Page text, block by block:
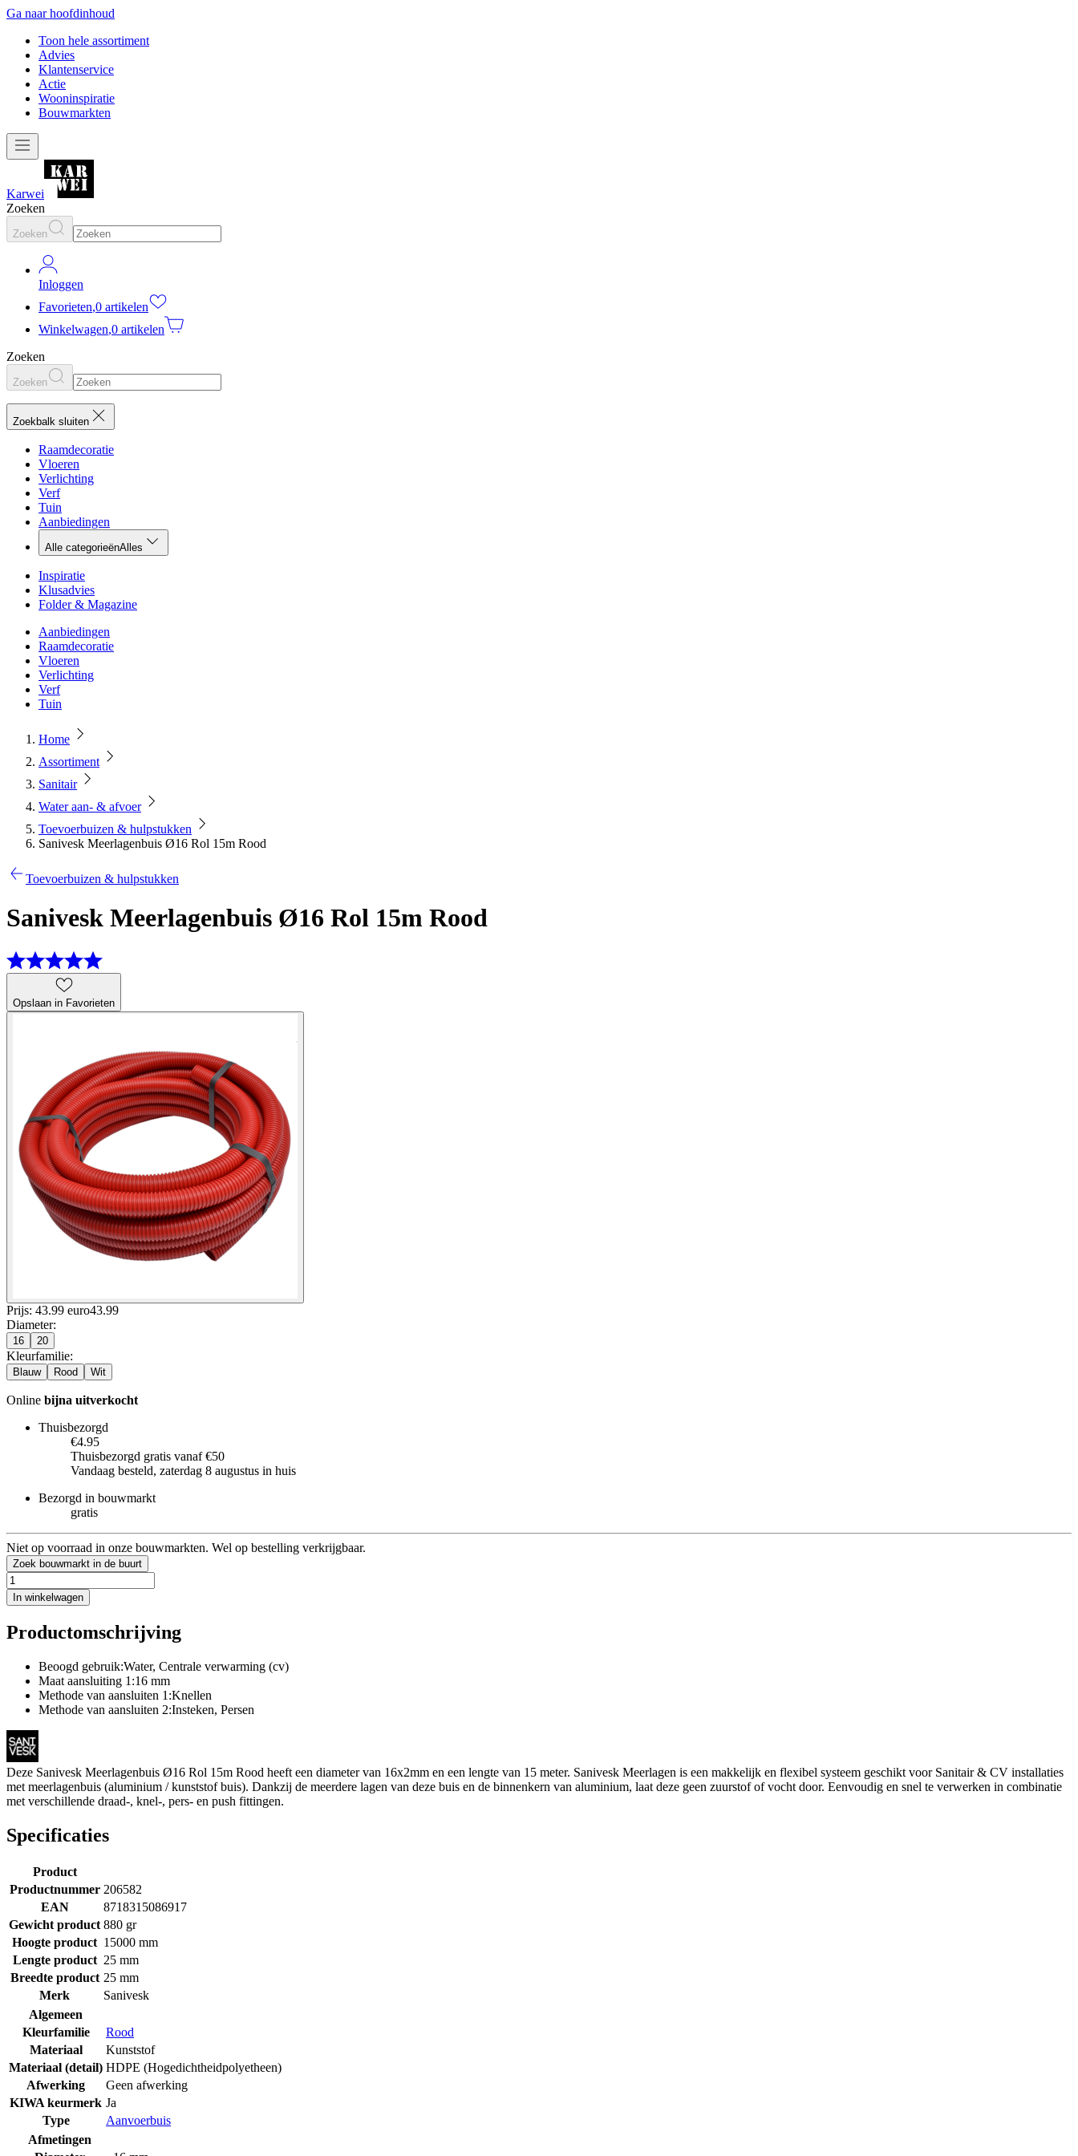
Ga naar hoofdinhoud
Toon hele assortiment
Advies
Klantenservice
Actie
Wooninspiratie
Bouwmarkten
Karwei
Zoeken
Zoeken
Inloggen
Favorieten,0 artikelen
Winkelwagen,0 artikelen
Zoeken
Zoeken
Zoekbalk sluiten
Raamdecoratie
Vloeren
Verlichting
Verf
Tuin
Aanbiedingen
Alle categorieënAlles
Inspiratie
Klusadvies
Folder & Magazine
Aanbiedingen
Raamdecoratie
Vloeren
Verlichting
Verf
Tuin
Home
Assortiment
Sanitair
Water aan- & afvoer
Toevoerbuizen & hulpstukken
Sanivesk Meerlagenbuis Ø16 Rol 15m Rood
Toevoerbuizen & hulpstukken
Sanivesk Meerlagenbuis Ø16 Rol 15m Rood
Opslaan in Favorieten
Prijs: 43.99 euro43.99
Diameter:
16 20
Kleurfamilie:
Blauw Rood Wit
Online bijna uitverkocht
Thuisbezorgd
€4.95
Thuisbezorgd gratis vanaf €50
Vandaag besteld, zaterdag 8 augustus in huis
Bezorgd in bouwmarkt
gratis
Niet op voorraad in onze bouwmarkten. Wel op bestelling verkrijgbaar.
Zoek bouwmarkt in de buurt
In winkelwagen
Productomschrijving
Beoogd gebruik:Water, Centrale verwarming (cv)
Maat aansluiting 1:16 mm
Methode van aansluiten 1:Knellen
Methode van aansluiten 2:Insteken, Persen
Deze Sanivesk Meerlagenbuis Ø16 Rol 15m Rood heeft een diameter van 16x2mm en een lengte van 15 meter. Sanivesk Meerlagen is een makkelijk en flexibel systeem geschikt voor Sanitair & CV installaties
met meerlagenbuis (aluminium / kunststof buis). Dankzij de meerdere lagen van deze buis en de binnenkern van aluminium, laat deze geen zuurstof of vocht door. Eenvoudig en snel te verwerken in combinatie
met verschillende draad-, knel-, pers- en push fittingen.
Specificaties
Product
Productnummer 206582
EAN
8718315086917
Gewicht product 880 gr
Hoogte product 15000 mm
Lengte product 25 mm
Breedte product 25 mm
Merk
Sanivesk
Algemeen
Kleurfamilie
Rood
Materiaal
Kunststof
Materiaal (detail) HDPE (Hogedichtheidpolyetheen)
Afwerking
Geen afwerking
KIWA keurmerk Ja
Type
Aanvoerbuis
Afmetingen